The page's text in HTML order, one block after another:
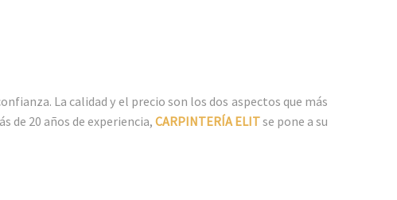
La calidad y el precio son los dos aspectos que más
de 20 años de experiencia, CARPINTERÍA ELITse pone a su